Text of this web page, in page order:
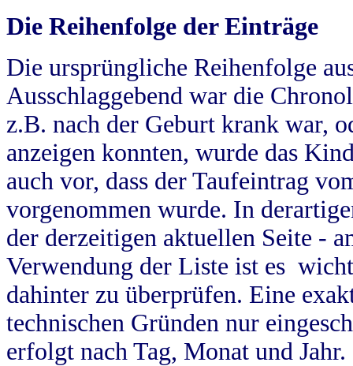
Die Reihenfolge der Einträge
Die ursprüngliche Reihenfolge
Ausschlaggebend war die
z.B. nach der Geburt krank war,
anzeigen konnten, wurde das
auch vor, dass der Taufeintrag
vorgenommen wurde. In
der derzeitigen aktuellen Seite -
Verwendung der Liste ist es
dahinter zu überprüfen. Eine
technischen Gründen nur
erfolgt nach Tag, Monat und Jahr.